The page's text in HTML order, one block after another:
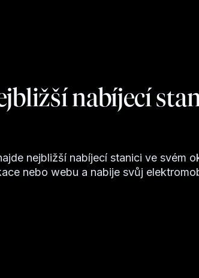
nabíjecí
nejbližší nabíjecí stanici ve svém
nebo webu a nabije svůj